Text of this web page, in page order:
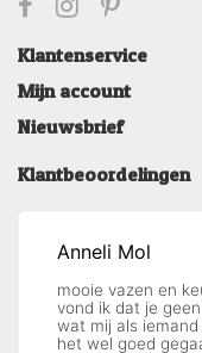
Klantenservice
Mijn account
Nieuwsbrief
Klantbeoordelingen